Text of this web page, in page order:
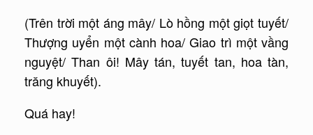
(Trên trời một áng mây/ Lò hồng một giọt tuyết/
Thượng uyển một cành hoa/ Giao trì một vầng
nguyệt/ Than ôi! Mây tán, tuyết tan, hoa tàn,
trăng khuyết).
Quá hay!